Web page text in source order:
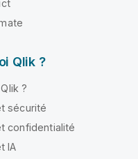
Qlik ?
?
sécurité
confidentialité
IA